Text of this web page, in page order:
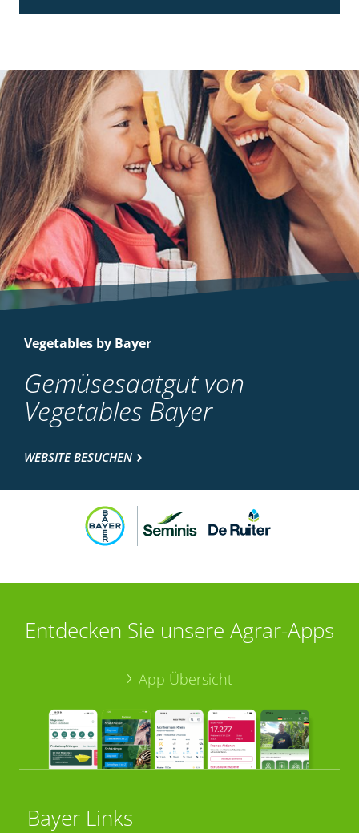
Vegetables by Bayer
Gemüsesaatgut von
Vegetables Bayer
WEBSITE BESUCHEN
Entdecken Sie unsere Agrar-Apps
App Übersicht
Bayer Links